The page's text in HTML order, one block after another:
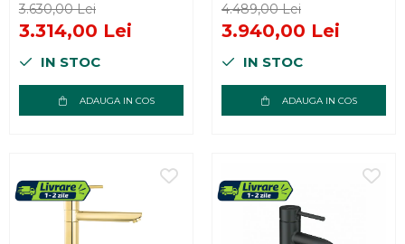
3.630,00 Lei
3.314,00 Lei
IN STOC
ADAUGA IN COS
4.489,00 Lei
3.940,00 Lei
IN STOC
ADAUGA IN COS